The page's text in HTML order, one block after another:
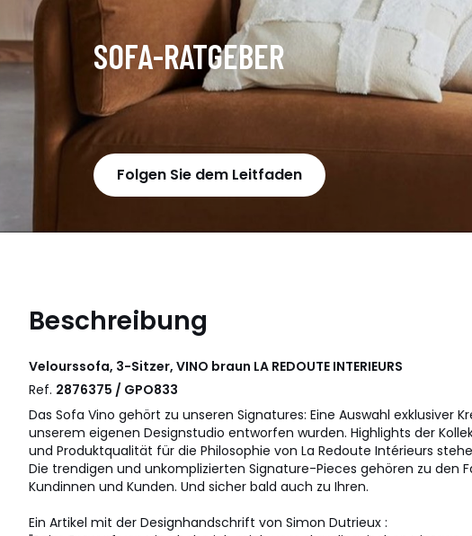
SOFA-RATGEBER
Folgen Sie dem Leitfaden
Beschreibung
Velourssofa, 3-Sitzer, VINO braun LA REDOUTE INTERIEURS
Ref. 2876375 / GPO833
Das Sofa Vino gehört zu unseren Signatures: Eine Auswahl exklusiver
unserem eigenen Designstudio entworfen wurden. Highlights der
und Produktqualität für die Philosophie von La Redoute Intérieurs
Die trendigen und unkomplizierten Signature-Pieces gehören zu den
Kundinnen und Kunden. Und sicher bald auch zu Ihren.
Ein Artikel mit der Designhandschrift von Simon Dutrieux :